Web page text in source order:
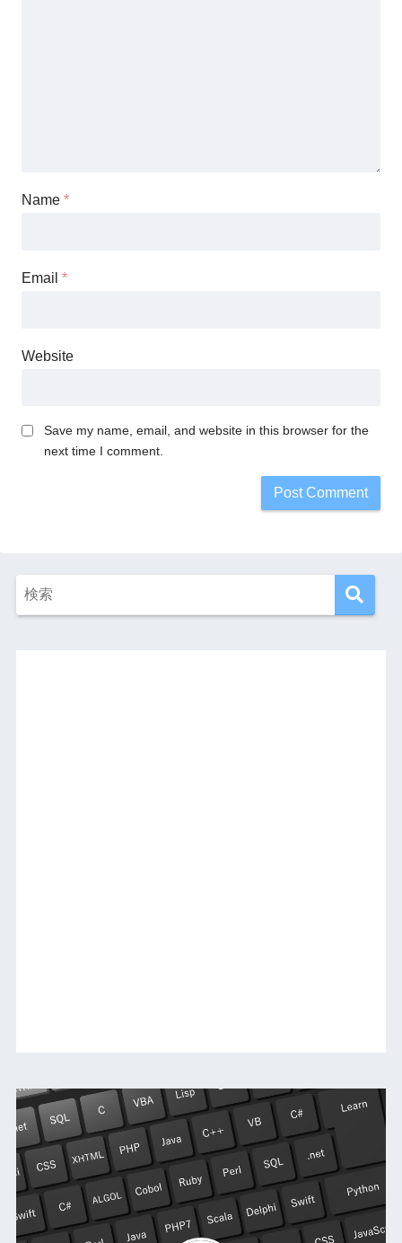
Name *
Email *
Website
Save my name, email, and website in this browser for the
next time I comment.